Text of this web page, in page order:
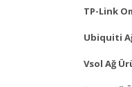
TP-Link
Ubiquiti
Vsol Ağ